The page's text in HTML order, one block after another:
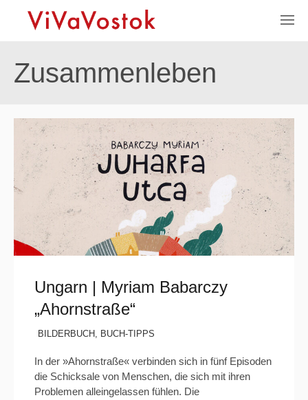
Zusammenleben
Ungarn | Myriam Babarczy
„Ahornstraße“
BILDERBUCH , BUCH-TIPPS
In der »Ahornstraße« verbinden sich in fünf Episoden
die Schicksale von Menschen, die sich mit ihren
Problemen alleingelassen fühlen. Die